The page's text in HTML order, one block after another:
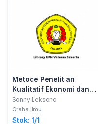
Metode Penelitian
Kualitatif Ekonomi dan
Bisnis; Studi
Pembangunan, Akuntansi
& Manajemen
Sonny Leksono
Graha Ilmu
Stok: 1/1